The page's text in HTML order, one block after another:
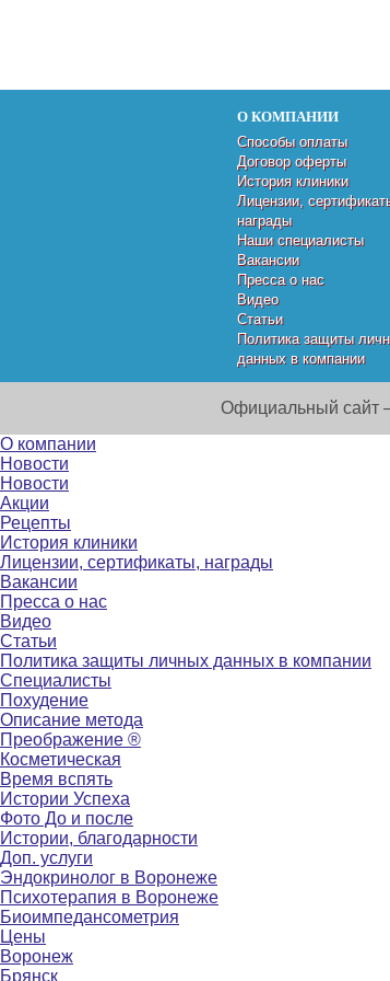
О КОМПАНИИ
Способы оплаты
Договор оферты
История клиники
Лицензии,
награды
Наши специалисты
Вакансии
Пресса о нас
Видео
Статьи
Политика защиты
данных в компании
Официальный сайт –
О компании
Новости
Новости
Акции
Рецепты
История клиники
Лицензии, сертификаты, награды
Вакансии
Пресса о нас
Видео
Статьи
Политика защиты личных данных в компании
Специалисты
Похудение
Описание метода
Преображение ®
Косметическая
Время вспять
Истории Успеха
Фото До и после
Истории, благодарности
Доп. услуги
Эндокринолог в Воронеже
Психотерапия в Воронеже
Биоимпедансометрия
Цены
Воронеж
Брянск